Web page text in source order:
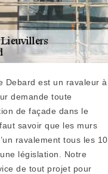
Debard est un ravaleur à
demande toute
de façade dans le
savoir que les murs
ravalement tous les 10
législation. Notre
de tout projet pour